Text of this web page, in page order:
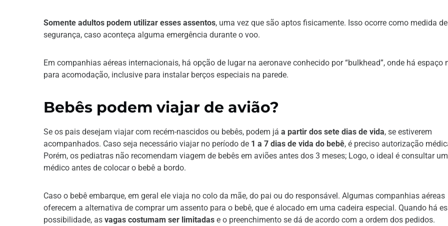
Somente adultos podem utilizar esses assentos, uma vez que são aptos fisicamente. Isso ocorre como medida de
segurança, caso aconteça alguma emergência durante o voo.
Em companhias aéreas internacionais, há opção de lugar na aeronave conhecido por “bulkhead”, onde há espaço
para acomodação, inclusive para instalar berços especiais na parede.
Bebês podem viajar de avião?
Se os pais desejam viajar com recém-nascidos ou bebês, podem já a partir dos sete dias de vida, se estiverem
acompanhados. Caso seja necessário viajar no período de 1 a 7 dias de vida do bebê, é preciso autorização
Porém, os pediatras não recomendam viagem de bebês em aviões antes dos 3 meses; Logo, o ideal é consultar um
médico antes de colocar o bebê a bordo.
Caso o bebê embarque, em geral ele viaja no colo da mãe, do pai ou do responsável. Algumas companhias aéreas
oferecem a alternativa de comprar um assento para o bebê, que é alocado em uma cadeira especial. Quando há
possibilidade, as vagas costumam ser limitadas e o preenchimento se dá de acordo com a ordem dos pedidos.